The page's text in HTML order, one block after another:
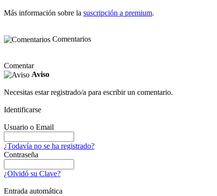
Más información sobre la suscripción a premium.
Comentarios
Comentar
Aviso
Necesitas estar registrado/a para escribir un comentario.
Identificarse
Usuario o Email
¿Todavía no se ha registrado?
Contraseña
¿Olvidó su Clave?
Entrada automática